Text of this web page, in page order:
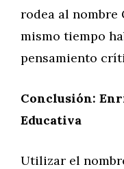
rodea al nombre
mismo tiempo
pensamiento
Conclusión:
Educativa
Utilizar el